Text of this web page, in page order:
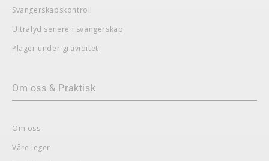
Svangerskapskontroll
Ultralyd senere i svangerskap
Plager under graviditet
Om oss & Praktisk
Om oss
Våre leger